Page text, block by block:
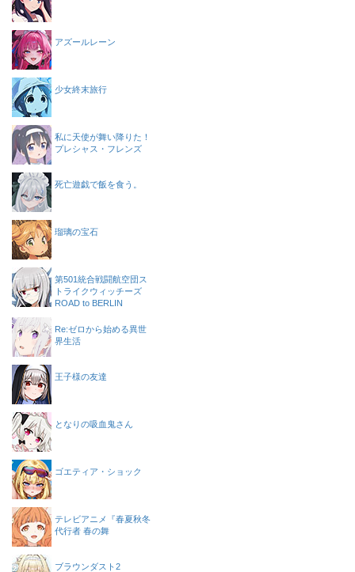
アズールレーン
少女終末旅行
私に天使が舞い降りた！
プレシャス・フレンズ
死亡遊戯で飯を食う。
瑠璃の宝石
第501統合戦闘航空団ス
トライクウィッチーズ
ROAD to BERLIN
Re:ゼロから始める異世
界生活
王子様の友達
となりの吸血鬼さん
ゴエティア・ショック
テレビアニメ『春夏秋冬
代行者 春の舞
ブラウンダスト2